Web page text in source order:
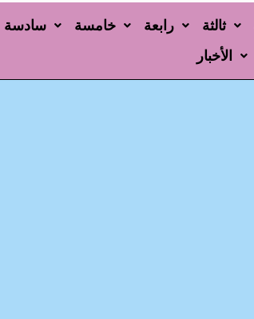
سادسة خامسة رابعة ثالثة
الأخبار